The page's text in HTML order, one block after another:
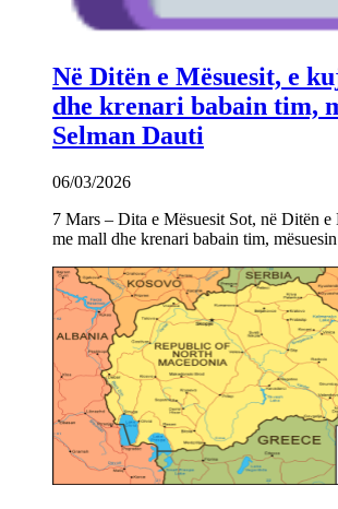
Në Ditën e Mësuesit, e
dhe krenari babain tim,
Selman Dauti
06/03/2026
7 Mars – Dita e Mësuesit Sot, në Ditën e
me mall dhe krenari babain tim,